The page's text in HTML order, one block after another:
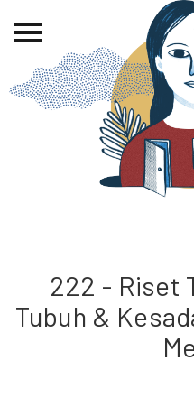
Beranda
Tentang
Permohonan Hibah
Sekolah Pemikiran
Proyek Terdahulu
222 - Riset
Tubuh &